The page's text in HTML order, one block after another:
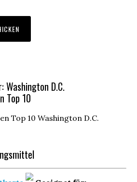
D.C.
Top 10